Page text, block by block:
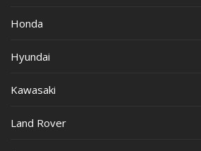
Honda
Hyundai
Kawasaki
Land Rover